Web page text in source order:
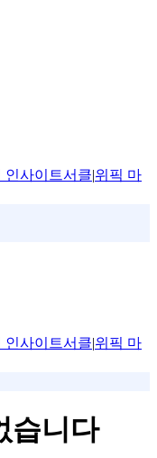
인사이트서클|위픽 마
인사이트서클|위픽 마
습니다